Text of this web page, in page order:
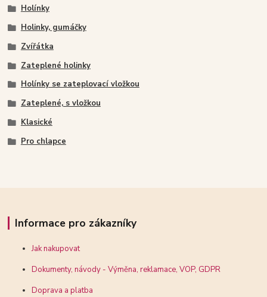
Holínky
Holinky, gumáčky
Zvířátka
Zateplené holinky
Holínky se zateplovací vložkou
Zateplené, s vložkou
Klasické
Pro chlapce
Informace pro zákazníky
Jak nakupovat
Dokumenty, návody - Výměna, reklamace, VOP, GDPR
Doprava a platba